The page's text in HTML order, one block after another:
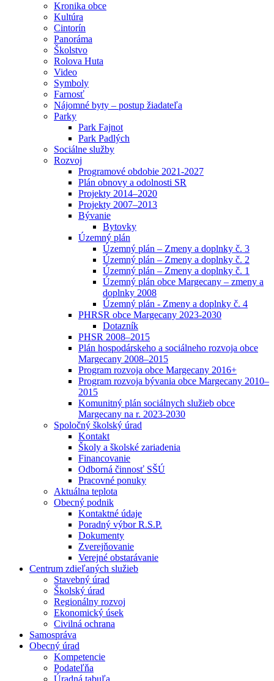
Kronika obce
Kultúra
Cintorín
Panoráma
Školstvo
Rolova Huta
Video
Symboly
Farnosť
Nájomné byty – postup žiadateľa
Parky
Park Fajnot
Park Padlých
Sociálne služby
Rozvoj
Programové obdobie 2021-2027
Plán obnovy a odolnosti SR
Projekty 2014–2020
Projekty 2007–2013
Bývanie
Bytovky
Územný plán
Územný plán – Zmeny a doplnky č. 3
Územný plán – Zmeny a doplnky č. 2
Územný plán – Zmeny a doplnky č. 1
Územný plán obce Margecany – zmeny a
doplnky 2008
Územný plán - Zmeny a doplnky č. 4
PHRSR obce Margecany 2023-2030
Dotazník
PHSR 2008–2015
Plán hospodárskeho a sociálneho rozvoja obce
Margecany 2008–2015
Program rozvoja obce Margecany 2016+
Program rozvoja bývania obce Margecany 2010–
2015
Komunitný plán sociálnych služieb obce
Margecany na r. 2023-2030
Spoločný školský úrad
Kontakt
Školy a školské zariadenia
Financovanie
Odborná činnosť SŠÚ
Pracovné ponuky
Aktuálna teplota
Obecný podnik
Kontaktné údaje
Poradný výbor R.S.P.
Dokumenty
Zverejňovanie
Verejné obstarávanie
Centrum zdieľaných služieb
Stavebný úrad
Školský úrad
Regionálny rozvoj
Ekonomický úsek
Civilná ochrana
Samospráva
Obecný úrad
Kompetencie
Podateľňa
Úradná tabuľa